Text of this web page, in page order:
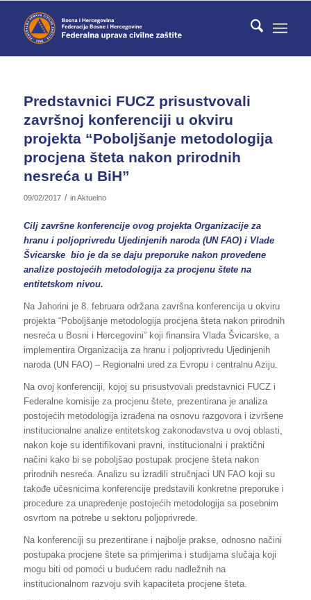
Predstavnici FUCZ prisustvovali
završnoj konferenciji u okviru
projekta “Poboljšanje metodologija
procjena šteta nakon prirodnih
nesreća u BiH”
09/02/2017 / inAktuelno
Cilj završne konferencije ovog projekta Organizacije za
hranu i poljoprivredu Ujedinjenih naroda (UN FAO) i Vlade
Švicarske bio je da se daju preporuke nakon provedene
analize postojećih metodologija za procjenu štete na
entitetskom nivou.
Na Jahorini je 8. februara održana završna konferencija u okviru
projekta “Poboljšanje metodologija procjena šteta nakon prirodnih
nesreća u Bosni i Hercegovini” koji finansira Vlada Švicarske, a
implementira Organizacija za hranu i poljoprivredu Ujedinjenih
naroda (UN FAO) – Regionalni ured za Evropu i centralnu Aziju.
Na ovoj konferenciji, kojoj su prisustvovali predstavnici FUCZ i
Federalne komisije za procjenu štete, prezentirana je analiza
postojećih metodologija izrađena na osnovu razgovora i izvršene
institucionalne analize entitetskog zakonodavstva u ovoj oblasti,
nakon koje su identifikovani pravni, institucionalni i praktični
načini kako bi se poboljšao postupak procjene šteta nakon
prirodnih nesreća. Analizu su izradili stručnjaci UN FAO koji su
takođe učesnicima konferencije predstavili konkretne preporuke i
procedure za unapređenje postojećih metodologija sa posebnim
osvrtom na potrebe u sektoru poljoprivrede.
Na konferenciji su prezentirane i najbolje prakse, odnosno načini
postupaka procjene štete sa primjerima i studijama slučaja koji
mogu biti od pomoći u budućem radu nadležnih na
institucionalnom razvoju svih kapaciteta procjene šteta.